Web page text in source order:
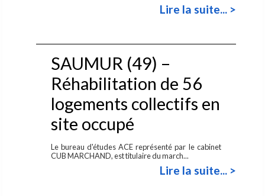
Lire la suite... >
SAUMUR (49) –
Réhabilitation de 56
logements collectifs en
site occupé
Le bureau d'études ACE représenté par le cabinet
CUB MARCHAND, est titulaire du march...
Lire la suite... >